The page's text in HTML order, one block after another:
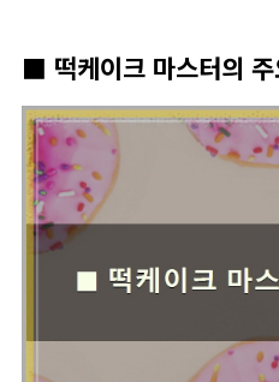
■ 떡케이크 마스터의